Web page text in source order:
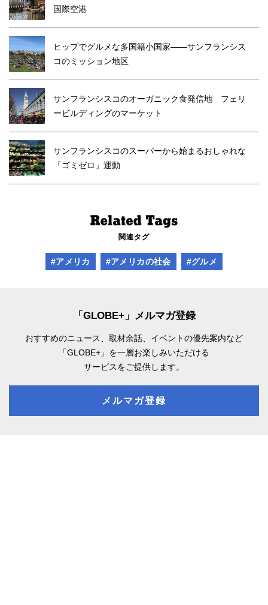
国際空港
ヒップでグルメな多国籍小国家——サンフランシス
コのミッション地区
サンフランシスコのオーガニック食発信地 フェリ
ービルディングのマーケット
サンフランシスコのスーパーから始まるおしゃれな
「ゴミゼロ」運動
関連タグ
#アメリカ #アメリカの社会 #グルメ
「GLOBE+」メルマガ登録
おすすめのニュース、取材余話、 イベントの優先案内など
「GLOBE+」を一層お楽しみいただける
サービスをご提供します。
メルマガ登録